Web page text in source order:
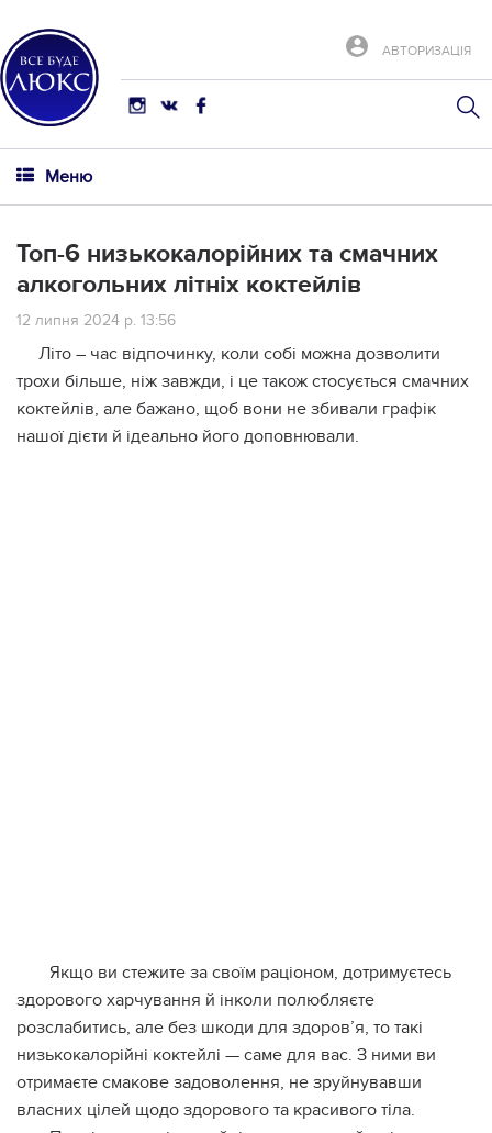
АВТОРИЗАЦІЯ
Меню
Топ-6 низькокалорійних та смачних
алкогольних літніх коктейлів
12 липня 2024 р. 13:56
Літо – час відпочинку, коли собі можна дозволити
трохи більше, ніж завжди, і це також стосується смачних
коктейлів, але бажано, щоб вони не збивали графік
нашої дієти й ідеально його доповнювали.
Якщо ви стежите за своїм раціоном, дотримуєтесь
здорового харчування й інколи полюбляєте
розслабитись, але без шкоди для здоров’я, то такі
низькокалорійні коктейлі — саме для вас. З ними ви
отримаєте смакове задоволення, не зруйнувавши
власних цілей щодо здорового та красивого тіла.